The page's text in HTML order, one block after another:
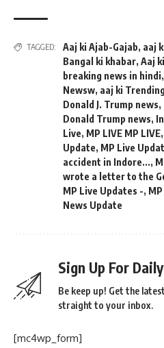
TAGGED: Aaj ki Ajab-Gajab, aaj
Bangal ki khabar, Aaj
breaking news in hindi,
Newsw, aaj ki
Donald J. Trump news,
Donald Trump news,
Live, MP LIVE MP LIVE,
Update, MP Live
accident in Indore...,
wrote a letter to the
MP Live Updates -,
News Update
Sign Up For
Be keep up! Get the
straight to your inbox.
[mc4wp_form]